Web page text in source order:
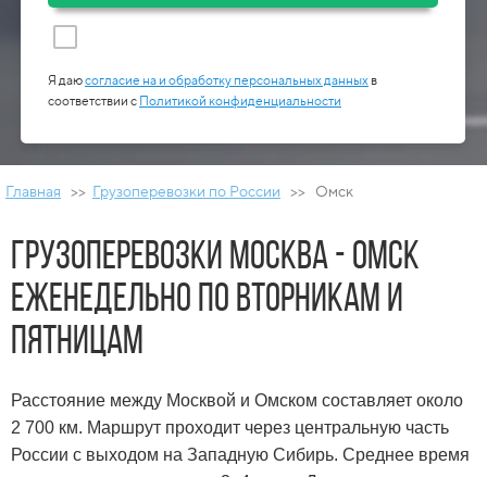
Я даюсогласие на и обработку персональных данных в
соответствии с Политикой конфиденциальности
Главная >> Грузоперевозки по России >> Омск
Грузоперевозки Москва - Омск
еженедельно по вторникам и
пятницам
Расстояние между Москвой и Омском составляет около
2 700 км. Маршрут проходит через центральную часть
России с выходом на Западную Сибирь. Среднее время